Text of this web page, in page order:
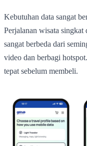
Kebutuhan data sangat
Perjalanan wisata singkat
sangat berbeda dari
video dan berbagi
tepat sebelum membeli.